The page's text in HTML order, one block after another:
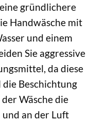
gründlichere
Handwäsche mit
und einem
Sie aggressive
da diese
Beschichtung
Wäsche die
und an der Luft